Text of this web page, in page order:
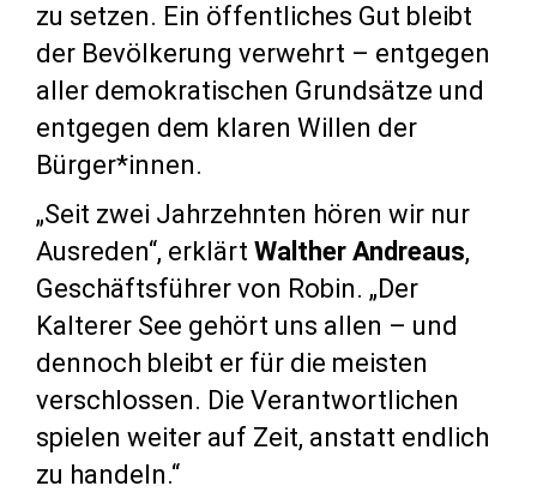
zu setzen. Ein öffentliches Gut bleibt
der Bevölkerung verwehrt – entgegen
aller demokratischen Grundsätze und
entgegen dem klaren Willen der
Bürger*innen.
„Seit zwei Jahrzehnten hören wir nur
Ausreden“, erklärt Walther Andreaus,
Geschäftsführer von Robin. „Der
Kalterer See gehört uns allen – und
dennoch bleibt er für die meisten
verschlossen. Die Verantwortlichen
spielen weiter auf Zeit, anstatt endlich
zu handeln.“